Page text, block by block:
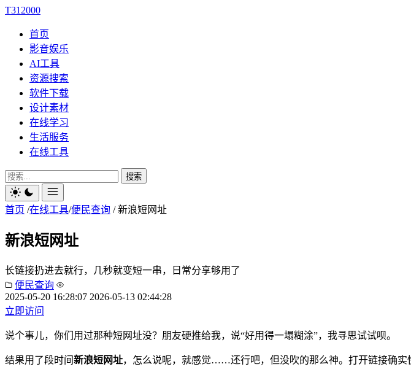
T312000
首页
影音娱乐
AI工具
资源搜索
软件下载
设计素材
在线学习
生活服务
在线工具
搜索
首页 /在线工具/便民查询 / 新浪短网址
新浪短网址
长链接扔进去就行，几秒就变短一串，日常分享够用了
便民查询
2025-05-20 16:28:07 2026-05-13 02:44:28
立即访问
说个事儿，你们用过那种短网址没？朋友硬推给我，说“好用得一塌糊涂”，我寻思试试呗。
结果用了段时间新浪短网址，怎么说呢，就感觉……还行吧，但没吹的那么神。打开链接确实